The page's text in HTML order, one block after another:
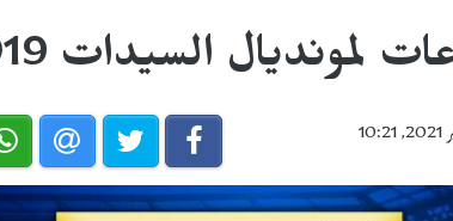
لمونديال السيدات 2019